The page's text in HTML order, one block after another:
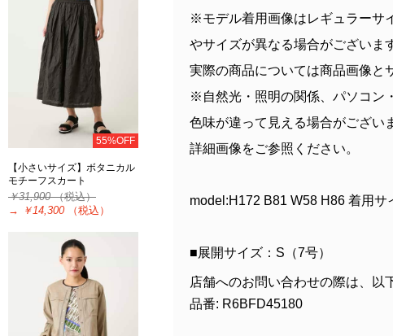
55%OFF
【小さいサイズ】ボタニカル
モチーフスカート
￥31,900（税込）
→
￥14,300 （税込）
※モデル着用画像はレギュラーサ
やサイズが異なる場合がございま
実際の商品については商品画像と
※自然光・照明の関係、パソコン
色味が違って見える場合がござい
詳細画像をご参照ください。
model:H172 B81 W58 H86 着用サ
■展開サイズ：S（7号）
店舗へのお問い合わせの際は、以
品番: R6BFD45180